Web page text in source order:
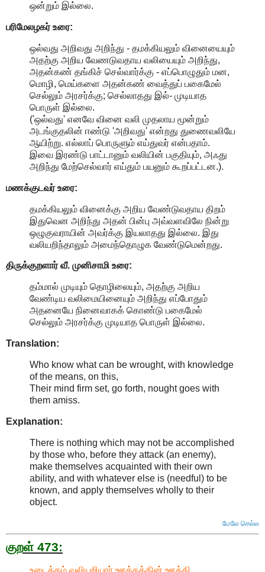
ஒன்றும் இல்லை.
பரிமேலழகர் உரை:
ஒல்வது அறிவது அறிந்து - தமக்கியலும் வினையையும்
அதற்கு அறிய வேணடுவதாய வலியையும் அறிந்து,
அதன்கண் தங்கிச் செல்வார்க்கு - எப்பொழுதும் மன,
மொழி, மெய்களை அதன்கண் வைத்துப் பகைமேல்
செல்லும் அரசர்க்கு; செல்லாதது இல்- முடியாத
பொருள் இல்லை.
('ஒல்வது' எனவே வினை வலி முதலாய மூன்றும்
அடங்குதலின் ஈண்டு 'அறிவது' என்றது துணைவலியே
ஆயிற்று. எல்லாப் பொருளும் எய்துவர் என்பதாம்.
இவை இரண்டு பாட்டானும் வலியின் பகுதியும், அஃது
அறிந்து மேற்செல்வார் எய்தும் பயனும் கூறப்பட்டன.).
மணக்குடவர் உரை:
தமக்கியலும் வினைக்கு அறிய வேண்டுவதாய திறம்
இதுவென அறிந்து அதன் பின்பு அவ்வளவிலே நின்று
ஒழுகுவராயின் அவர்க்கு இயலாதது இல்லை. இது
வலியறிந்தாலும் அமைந்தொழுக வேண்டுமென்றது.
திருக்குறளார் வீ. முனிசாமி உரை:
தம்மால் முடியும் தொழிலையும், அதற்கு அறிய
வேண்டிய வலிமையினையும் அறிந்து எப்போதும்
அதனையே நினைவாகக் கொண்டு பகைமேல்
செல்லும் அரசர்க்கு முடியாத பொருள் இல்லை.
Translation:
Who know what can be wrought, with knowledge
of the means, on this,
Their mind firm set, go forth, nought goes with
them amiss.
Explanation:
There is nothing which may not be accomplished
by those who, before they attack (an enemy),
make themselves acquainted with their own
ability, and with whatever else is (needful) to be
known, and apply themselves wholly to their
object.
மேலே செல்ல
குறள் 473:
உடைத்தம் வலியறியார் ஊக்கத்தின் ஊக்கி